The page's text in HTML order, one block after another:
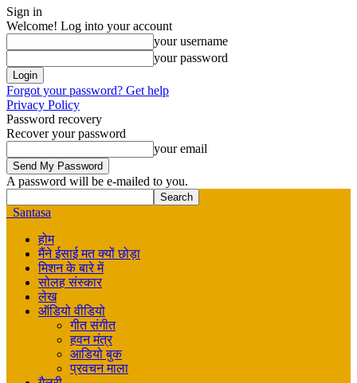
Sign in
Welcome! Log into your account
your username
your password
Forgot your password? Get help
Privacy Policy
Password recovery
Recover your password
your email
A password will be e-mailed to you.
Santasa
होम
मैंने ईसाई मत क्यों छोड़ा
मिशन के बारे में
सोलह संस्कार
लेख
ऑडियो वीडियो
गीत संगीत
हवन मंत्र
आडियो बुक
प्रवचन माला